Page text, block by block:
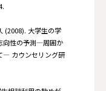
(2008). 大学生の学
向性の予測―周囲か
― カウンセリング研